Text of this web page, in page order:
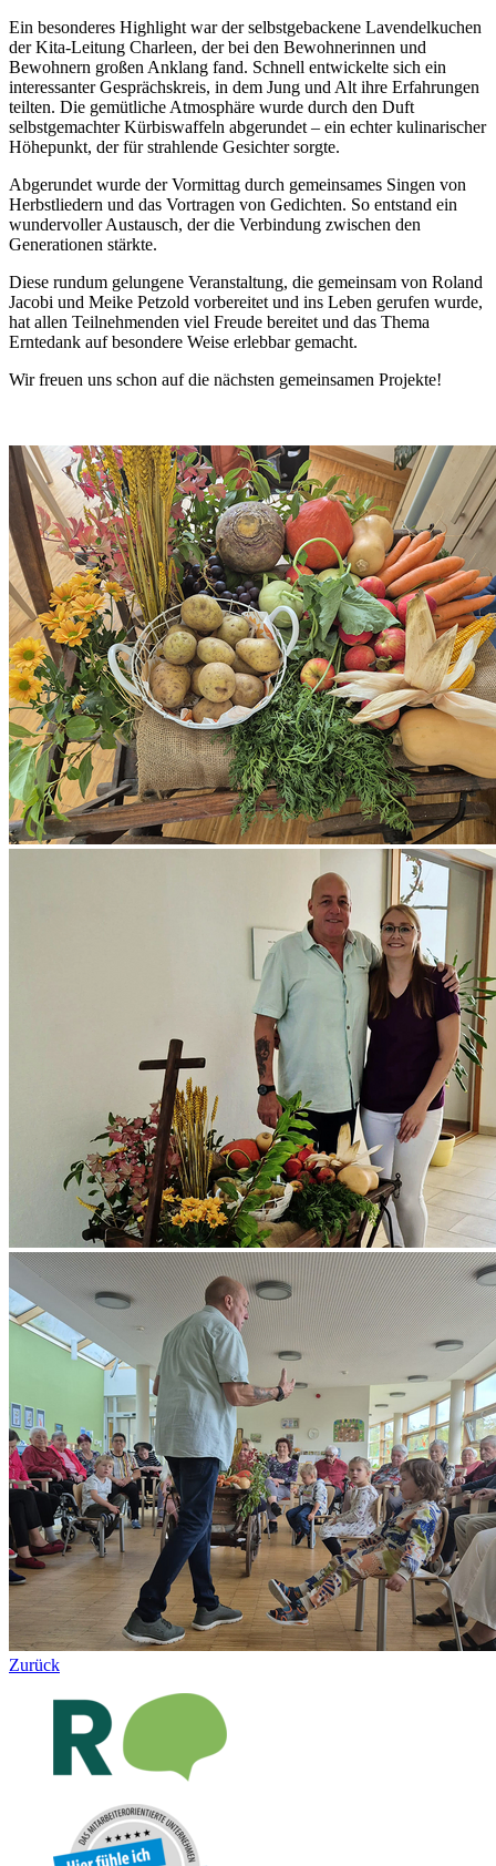
Ein besonderes Highlight war der selbstgebackene Lavendelkuchen
der Kita-Leitung Charleen, der bei den Bewohnerinnen und
Bewohnern großen Anklang fand. Schnell entwickelte sich ein
interessanter Gesprächskreis, in dem Jung und Alt ihre Erfahrungen
teilten. Die gemütliche Atmosphäre wurde durch den Duft
selbstgemachter Kürbiswaffeln abgerundet – ein echter kulinarischer
Höhepunkt, der für strahlende Gesichter sorgte.
Abgerundet wurde der Vormittag durch gemeinsames Singen von
Herbstliedern und das Vortragen von Gedichten. So entstand ein
wundervoller Austausch, der die Verbindung zwischen den
Generationen stärkte.
Diese rundum gelungene Veranstaltung, die gemeinsam von Roland
Jacobi und Meike Petzold vorbereitet und ins Leben gerufen wurde,
hat allen Teilnehmenden viel Freude bereitet und das Thema
Erntedank auf besondere Weise erlebbar gemacht.
Wir freuen uns schon auf die nächsten gemeinsamen Projekte!
Zurück